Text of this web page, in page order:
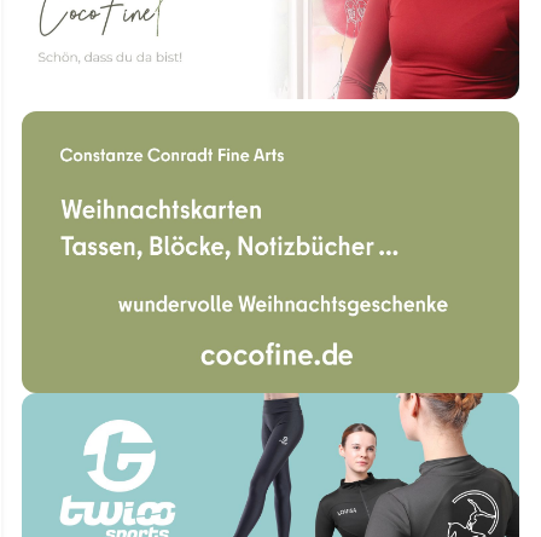
Ballettschläppchen
Tutu
Wickeljacke
Vertrag widerrufen
Impressum
AGB
Datenschutz
Folge uns auf Instagram
Alle Preise inkl. 19% MwSt. zzgl. Versandkosten.